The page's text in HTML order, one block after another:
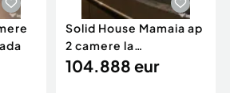
Solid House Mamaia ap
2 camere la
cheie,langa Mega
104.888 eur